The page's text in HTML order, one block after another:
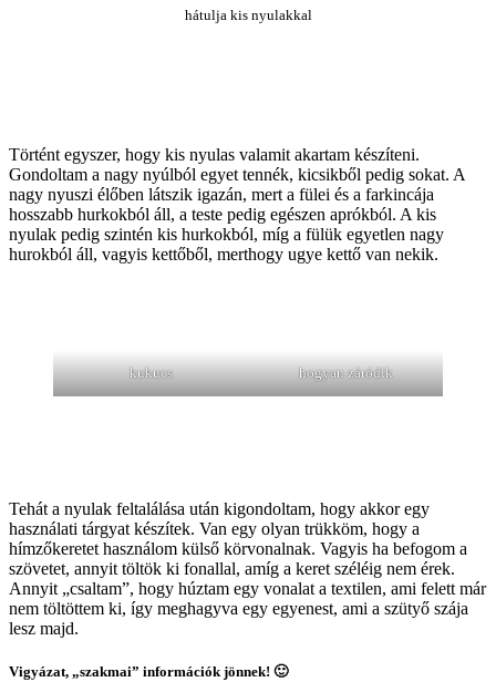
hátulja kis nyulakkal
Történt egyszer, hogy kis nyulas valamit akartam készíteni.
Gondoltam a nagy nyúlból egyet tennék, kicsikből pedig sokat. A
nagy nyuszi élőben látszik igazán, mert a fülei és a farkincája
hosszabb hurkokból áll, a teste pedig egészen aprókból. A kis
nyulak pedig szintén kis hurkokból, míg a fülük egyetlen nagy
hurokból áll, vagyis kettőből, merthogy ugye kettő van nekik.
kukucs hogyan záródik
Tehát a nyulak feltalálása után kigondoltam, hogy akkor egy
használati tárgyat készítek. Van egy olyan trükköm, hogy a
hímzőkeretet használom külső körvonalnak. Vagyis ha befogom a
szövetet, annyit töltök ki fonallal, amíg a keret széléig nem érek.
Annyit „csaltam”, hogy húztam egy vonalat a textilen, ami felett már
nem töltöttem ki, így meghagyva egy egyenest, ami a szütyő szája
lesz majd.
Vigyázat, „szakmai” információk jönnek! 🙂